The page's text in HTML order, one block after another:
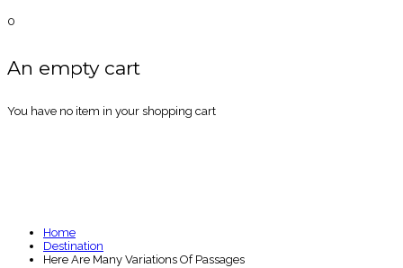
0
An empty cart
You have no item in your shopping cart
Home
Destination
Here Are Many Variations Of Passages